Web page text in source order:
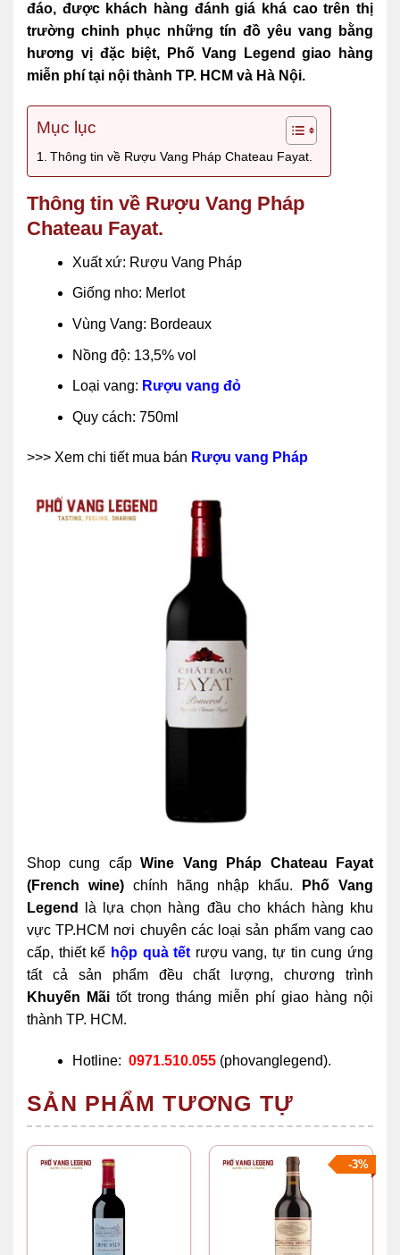
đáo, được khách hàng đánh giá khá cao trên thị
trường chinh phục những tín đồ yêu vang bằng
hương vị đặc biệt, Phố Vang Legend giao hàng
miễn phí tại nội thành TP. HCM và Hà Nội.
Mục lục
Thông tin về Rượu Vang Pháp Chateau Fayat.
Thông tin về Rượu Vang Pháp
Chateau Fayat.
Xuất xứ: Rượu Vang Pháp
Giống nho: Merlot
Vùng Vang: Bordeaux
Nồng độ: 13,5% vol
Loại vang: Rượu vang đỏ
Quy cách: 750ml
>>> Xem chi tiết mua bán Rượu vang Pháp
Shop cung cấpWine Vang Pháp Chateau Fayat
(French wine) chính hãng nhập khẩu.
Phố Vang
Legend
là lựa chọn hàng đầu cho khách hàng khu
vực TP.HCM nơi chuyên các loại sản phẩm vang cao
cấp, thiết kế hộp quà tết rượu vang, tự tin cung ứng
tất cả sản phẩm đều chất lượng, chương trình
Khuyến Mãi tốt trong tháng miễn phí giao hàng nội
thành TP. HCM.
Hotline: 0971.510.055 (phovanglegend).
SẢN PHẨM TƯƠNG TỰ
-3%